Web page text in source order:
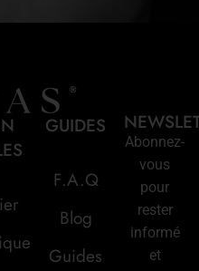
GUIDES
F.A.Q
Blog
Guides
Abonnez-
vous
pour
rester
informé
et